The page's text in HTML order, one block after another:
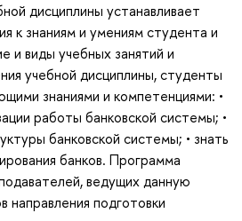
дисциплины устанавливает
к знаниям и умениям студента и
и виды учебных занятий и
учебной дисциплины, студенты
знаниями и компетенциями: •
работы банковской системы; •
банковской системы; • знать
банков. Программа
ведущих данную
направления подготовки